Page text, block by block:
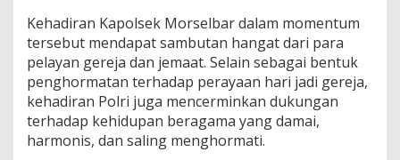
r
u
u
n
a
n
d
i
Kehadiran Kapolsek Morselbar dalam momentum
tersebut mendapat sambutan hangat dari para
pelayan gereja dan jemaat. Selain sebagai bentuk
penghormatan terhadap perayaan hari jadi gereja,
kehadiran Polri juga mencerminkan dukungan
terhadap kehidupan beragama yang damai,
harmonis, dan saling menghormati.